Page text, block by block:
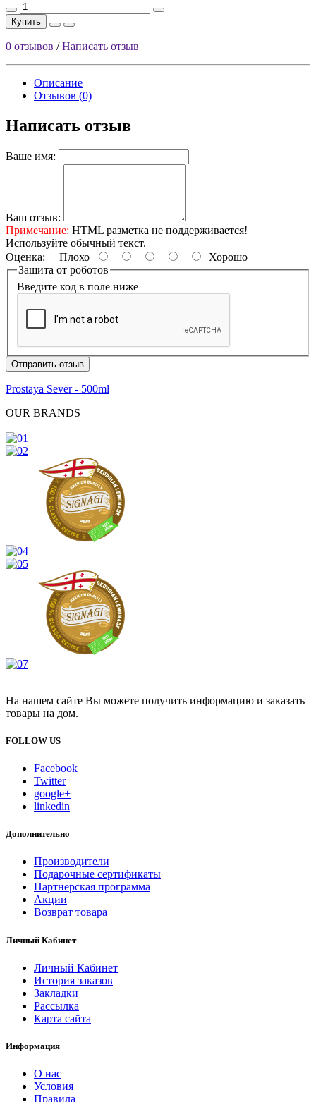
Купить
0 отзывов /Написать отзыв
Описание
Отзывов (0)
Написать отзыв
Ваше имя:
Ваш отзыв:
Примечание: HTML разметка не поддерживается!
Используйте обычный текст.
Оценка: Плохо
Хорошо
Защита от роботов
Введите код в поле ниже
Отправить отзыв
Prostaya Sever - 500ml
OUR BRANDS
На нашем сайте Вы можете получить информацию и заказать
товары на дом.
FOLLOW US
Facebook
Twitter
google+
linkedin
Дополнительно
Производители
Подарочные сертификаты
Партнерская программа
Акции
Возврат товара
Личный Кабинет
Личный Кабинет
История заказов
Закладки
Рассылка
Карта сайта
Информация
О нас
Условия
Правила